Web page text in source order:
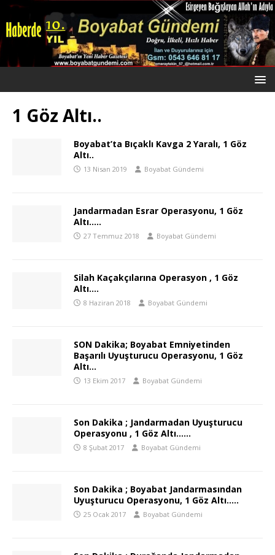
1 Göz Altı..
Boyabat’ta Bıçaklı Kavga 2 Yaralı, 1 Göz
Altı..
13 Nisan 2019 Boyabat Gündemi
Jandarmadan Esrar Operasyonu, 1 Göz
Altı…..
27 Temmuz 2018 Boyabat Gündemi
Silah Kaçakçılarına Operasyon , 1 Göz
Altı….
8 Haziran 2018 Boyabat Gündemi
SON Dakika; Boyabat Emniyetinden
Başarılı Uyuşturucu Operasyonu, 1 Göz
Altı…
13 Ekim 2017 Boyabat Gündemi
Son Dakika ; Jandarmadan Uyuşturucu
Operasyonu , 1 Göz Altı……
8 Şubat 2017 Boyabat Gündemi
Son Dakika ; Boyabat Jandarmasından
Uyuşturucu Operasyonu, 1 Göz Altı…..
25 Ocak 2017 Boyabat Gündemi